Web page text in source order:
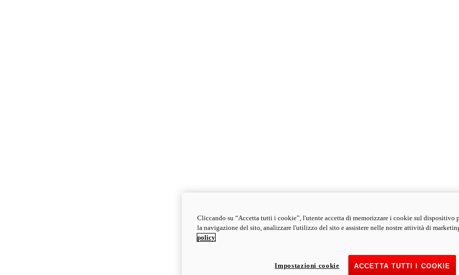
Cliccando su “Accetta tutti i cookie”, l'utente accetta di memorizzare i cookie sul dispositivo
la navigazione del sito, analizzare l'utilizzo del sito e assistere nelle nostre attività di
policy
ACCETTA TUTTI I COOKIE
Impostazioni cookie